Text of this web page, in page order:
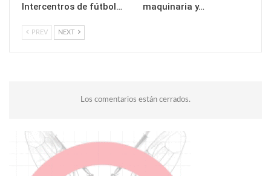
Intercentros de fútbol…
maquinaria y…
PREV NEXT
Los comentarios están cerrados.